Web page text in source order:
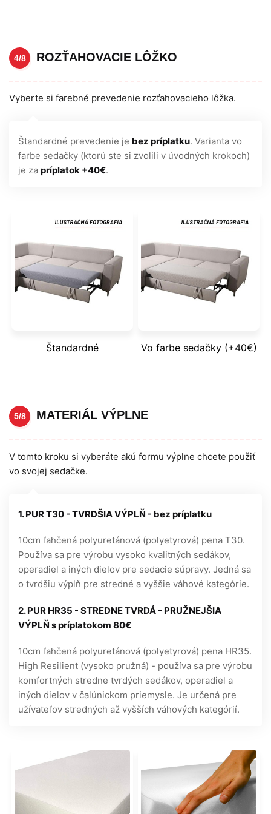
4/8 ROZŤAHOVACIE LÔŽKO
Vyberte si farebné prevedenie rozťahovacieho lôžka.
Štandardné prevedenie je bez príplatku. Varianta vo
farbe sedačky (ktorú ste si zvolili v úvodných krokoch)
je za príplatok +40€.
Štandardné Vo farbe sedačky (+40€)
5/8 MATERIÁL VÝPLNE
V tomto kroku si vyberáte akú formu výplne chcete použiť
vo svojej sedačke.
1. PUR T30 - TVRDŠIA VÝPLŇ - bez príplatku
10cm ľahčená polyuretánová (polyetyrová) pena T30.
Používa sa pre výrobu vysoko kvalitných sedákov,
operadiel a iných dielov pre sedacie súpravy. Jedná sa
o tvrdšiu výplň pre stredné a vyššie váhové kategórie.
2. PUR HR35 - STREDNE TVRDÁ - PRUŽNEJŠIA
VÝPLŇ s príplatokom 80€
10cm ľahčená polyuretánová (polyetyrová) pena HR35.
High Resilient (vysoko pružná) - používa sa pre výrobu
komfortných stredne tvrdých sedákov, operadiel a
iných dielov v čalúnickom priemysle. Je určená pre
užívateľov stredných až vyšších váhových kategórií.